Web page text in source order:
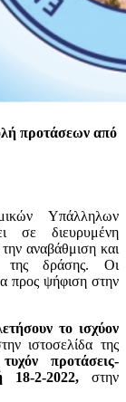
προτάσεων από
Υπάλληλων
σε διευρυμένη
αναβάθμιση και
της δράσης. Οι
προς ψήφιση στην
το ισχύον
ιστοσελίδα της
προτάσεις-
18-2-2022, στην